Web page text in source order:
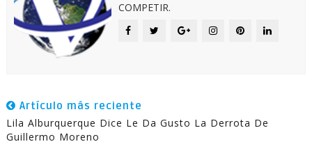
COMPETIR.
Artículo más reciente
Lila Alburquerque Dice Le Da Gusto La Derrota De
Guillermo Moreno